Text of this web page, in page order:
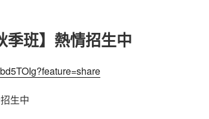
班】熱情招生中
生中